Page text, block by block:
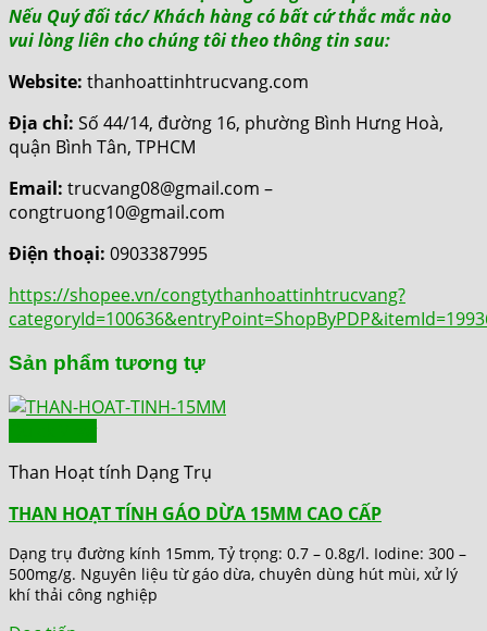
Nếu Quý đối tác/ Khách hàng có bất cứ thắc mắc nào
vui lòng liên cho chúng tôi theo thông tin sau:
Website: thanhoattinhtrucvang.com
Địa chỉ: Số 44/14, đường 16, phường Bình Hưng Hoà,
quận Bình Tân, TPHCM
Email: trucvang08@gmail.com –
congtruong10@gmail.com
Điện thoại: 0903387995
https://shopee.vn/congtythanhoattinhtrucvang?
Sản phẩm tương tự
Than Hoạt tính Dạng Trụ
THAN HOẠT TÍNH GÁO DỪA 15MM CAO CẤP
Dạng trụ đường kính 15mm, Tỷ trọng: 0.7 – 0.8g/l. Iodine: 300 –
500mg/g. Nguyên liệu từ gáo dừa, chuyên dùng hút mùi, xử lý
khí thải công nghiệp